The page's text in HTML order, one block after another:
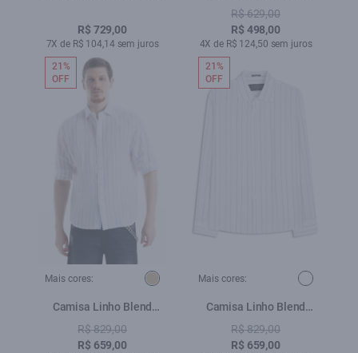
R$ 729,00
7X de R$ 104,14 sem juros
Sandy Surf Natural
R$ 629,00
R$ 498,00
4X de R$ 124,50 sem juros
Mais cores:
Camisa Linho Blend
Grove Bege
R$ 829,00
R$ 659,00
21%
OFF
Mais cores:
Camisa Linho Blend
Grove Classic Italian
Branco
R$ 829,00
R$ 659,00
21%
OFF